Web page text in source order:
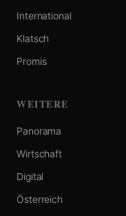
International
Klatsch
Promis
WEITERE
Panorama
Wirtschaft
Digital
Österreich